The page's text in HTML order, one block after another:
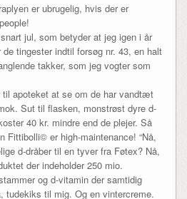
er ubrugelig, hvis der er
jul, som betyder at jeg igen i år
tingester indtil forsøg nr. 43, en halt
takker, som jeg vogter som
til apoteket at se om de har vandtæt
Sut til flasken, monstrøst dyre d-
40 kr. mindre end de plejer. Så
Fittibolli© er high-maintenance! “Nå,
d-dråber til en tyver fra Føtex? Nå,
der indeholder 250 mio.
og d-vitamin der samtidig
tudekiks til mig. Og en vintercreme.